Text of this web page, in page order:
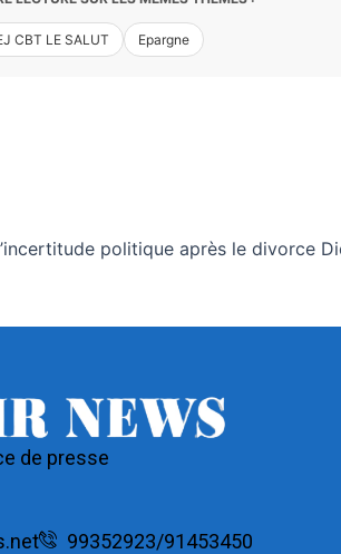
CBT LE SALUT Epargne
de presse
99352923/91453450